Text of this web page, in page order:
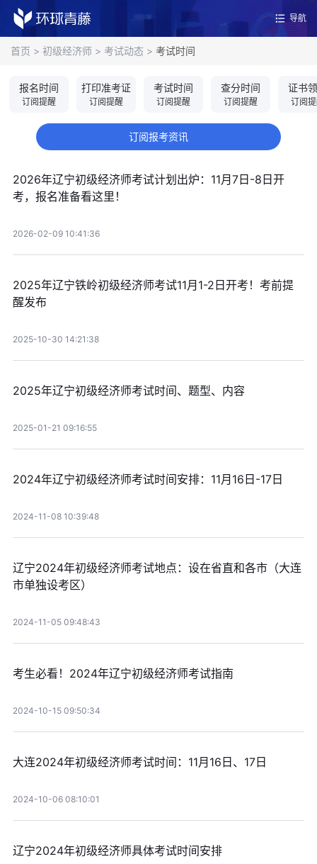
导航
首页 > 初级经济师 > 考试动态 > 考试时间
报名时间
订阅提醒
打印准考证
订阅提醒
考试时间
订阅提醒
查分时间
订阅提醒
证书
订阅
订阅报考资讯
2026年辽宁初级经济师考试计划出炉：11月7日-8日开
考，报名准备看这里！
2026-02-09 10:41:36
2025年辽宁铁岭初级经济师考试11月1-2日开考！考前提
醒发布
2025-10-30 14:21:38
2025年辽宁初级经济师考试时间、题型、内容
2025-01-21 09:16:55
2024年辽宁初级经济师考试时间安排：11月16日-17日
2024-11-08 10:39:48
辽宁2024年初级经济师考试地点：设在省直和各市（大连
市单独设考区）
2024-11-05 09:48:43
考生必看！2024年辽宁初级经济师考试指南
2024-10-15 09:50:34
大连2024年初级经济师考试时间：11月16日、17日
2024-10-06 08:10:01
辽宁2024年初级经济师具体考试时间安排